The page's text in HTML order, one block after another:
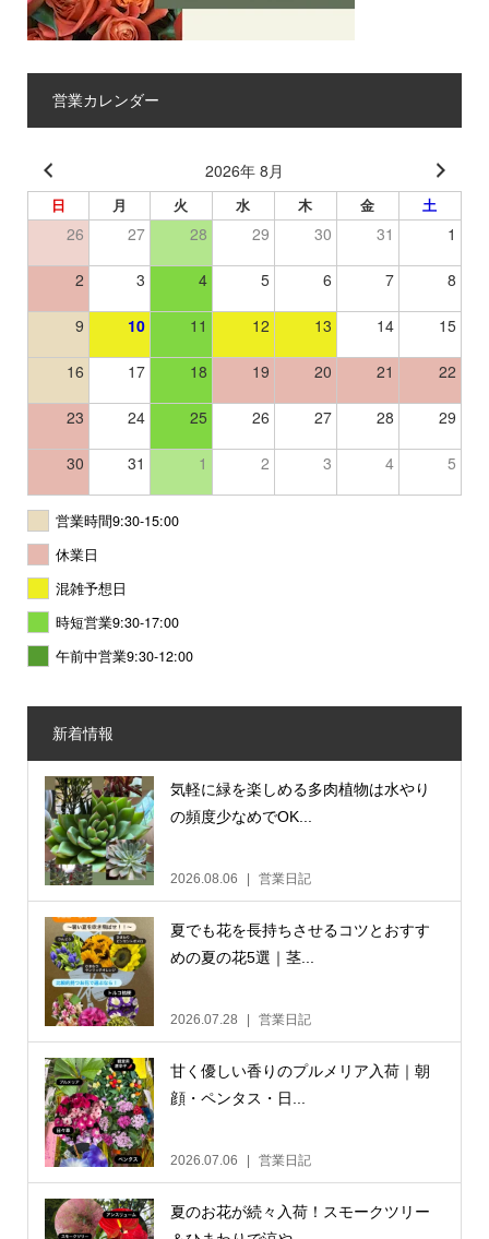
営業カレンダー
2026年 8月
日 月 火 水 木 金 土
26 27 28 29 30 31 1
2 3 4 5 6 7 8
9 10 11 12 13 14 15
16 17 18 19 20 21 22
23 24 25 26 27 28 29
30 31 1 2 3 4 5
営業時間9:30-15:00
休業日
混雑予想日
時短営業9:30-17:00
午前中営業9:30-12:00
新着情報
気軽に緑を楽しめる多肉植物は水やり
の頻度少なめでOK...
2026.08.06 営業日記
夏でも花を長持ちさせるコツとおすす
めの夏の花5選｜茎...
2026.07.28 営業日記
甘く優しい香りのプルメリア入荷｜朝
顔・ペンタス・日...
2026.07.06 営業日記
夏のお花が続々入荷！スモークツリー